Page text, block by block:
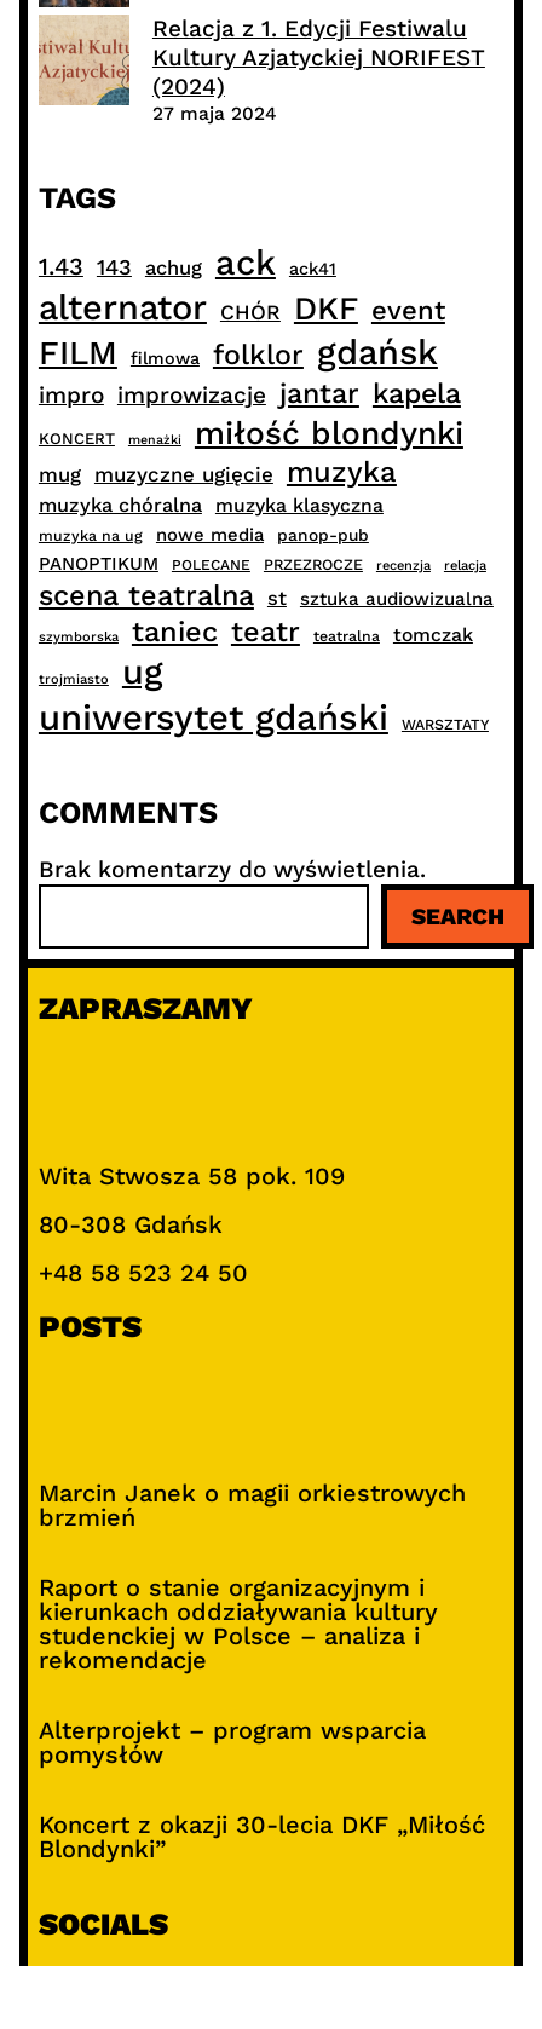
Relacja z 1. Edycji Festiwalu
Kultury Azjatyckiej NORIFEST
(2024)
27 maja 2024
TAGS
1.43 143 achug ack ack41
alternator CHÓR DKF event
FILM filmowa folklor gdańsk
impro improwizacje jantar kapela
KONCERT menażki miłość blondynki
mug muzyczne ugięcie muzyka
muzyka chóralna muzyka klasyczna
muzyka na ug nowe media panop-pub
PANOPTIKUM POLECANE PRZEZROCZE recenzja relacja
scena teatralna st sztuka audiowizualna
szymborska taniec teatr teatralna tomczak
trojmiasto
ug
uniwersytet gdański
WARSZTATY
COMMENTS
Brak komentarzy do wyświetlenia.
u
a
SEARCH
ZAPRASZAMY
Wita Stwosza 58 pok. 109
80-308 Gdańsk
+48 58 523 24 50
POSTS
Marcin Janek o magii orkiestrowych
brzmień
Raport o stanie organizacyjnym i
kierunkach oddziaływania kultury
studenckiej w Polsce – analiza i
rekomendacje
Alterprojekt – program wsparcia
pomysłów
Koncert z okazji 30-lecia DKF „Miłość
Blondynki”
SOCIALS